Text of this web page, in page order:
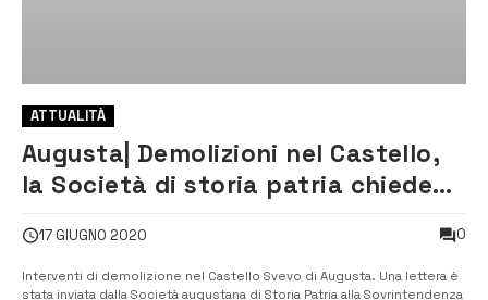
ATTUALITÀ
Augusta| Demolizioni nel Castello,
la Società di storia patria chiede
17 GIUGNO 2020 0
Interventi di demolizione nel Castello Svevo di Augusta. Una lettera è
stata inviata dalla Società augustana di Storia Patria alla Sovrintendenza